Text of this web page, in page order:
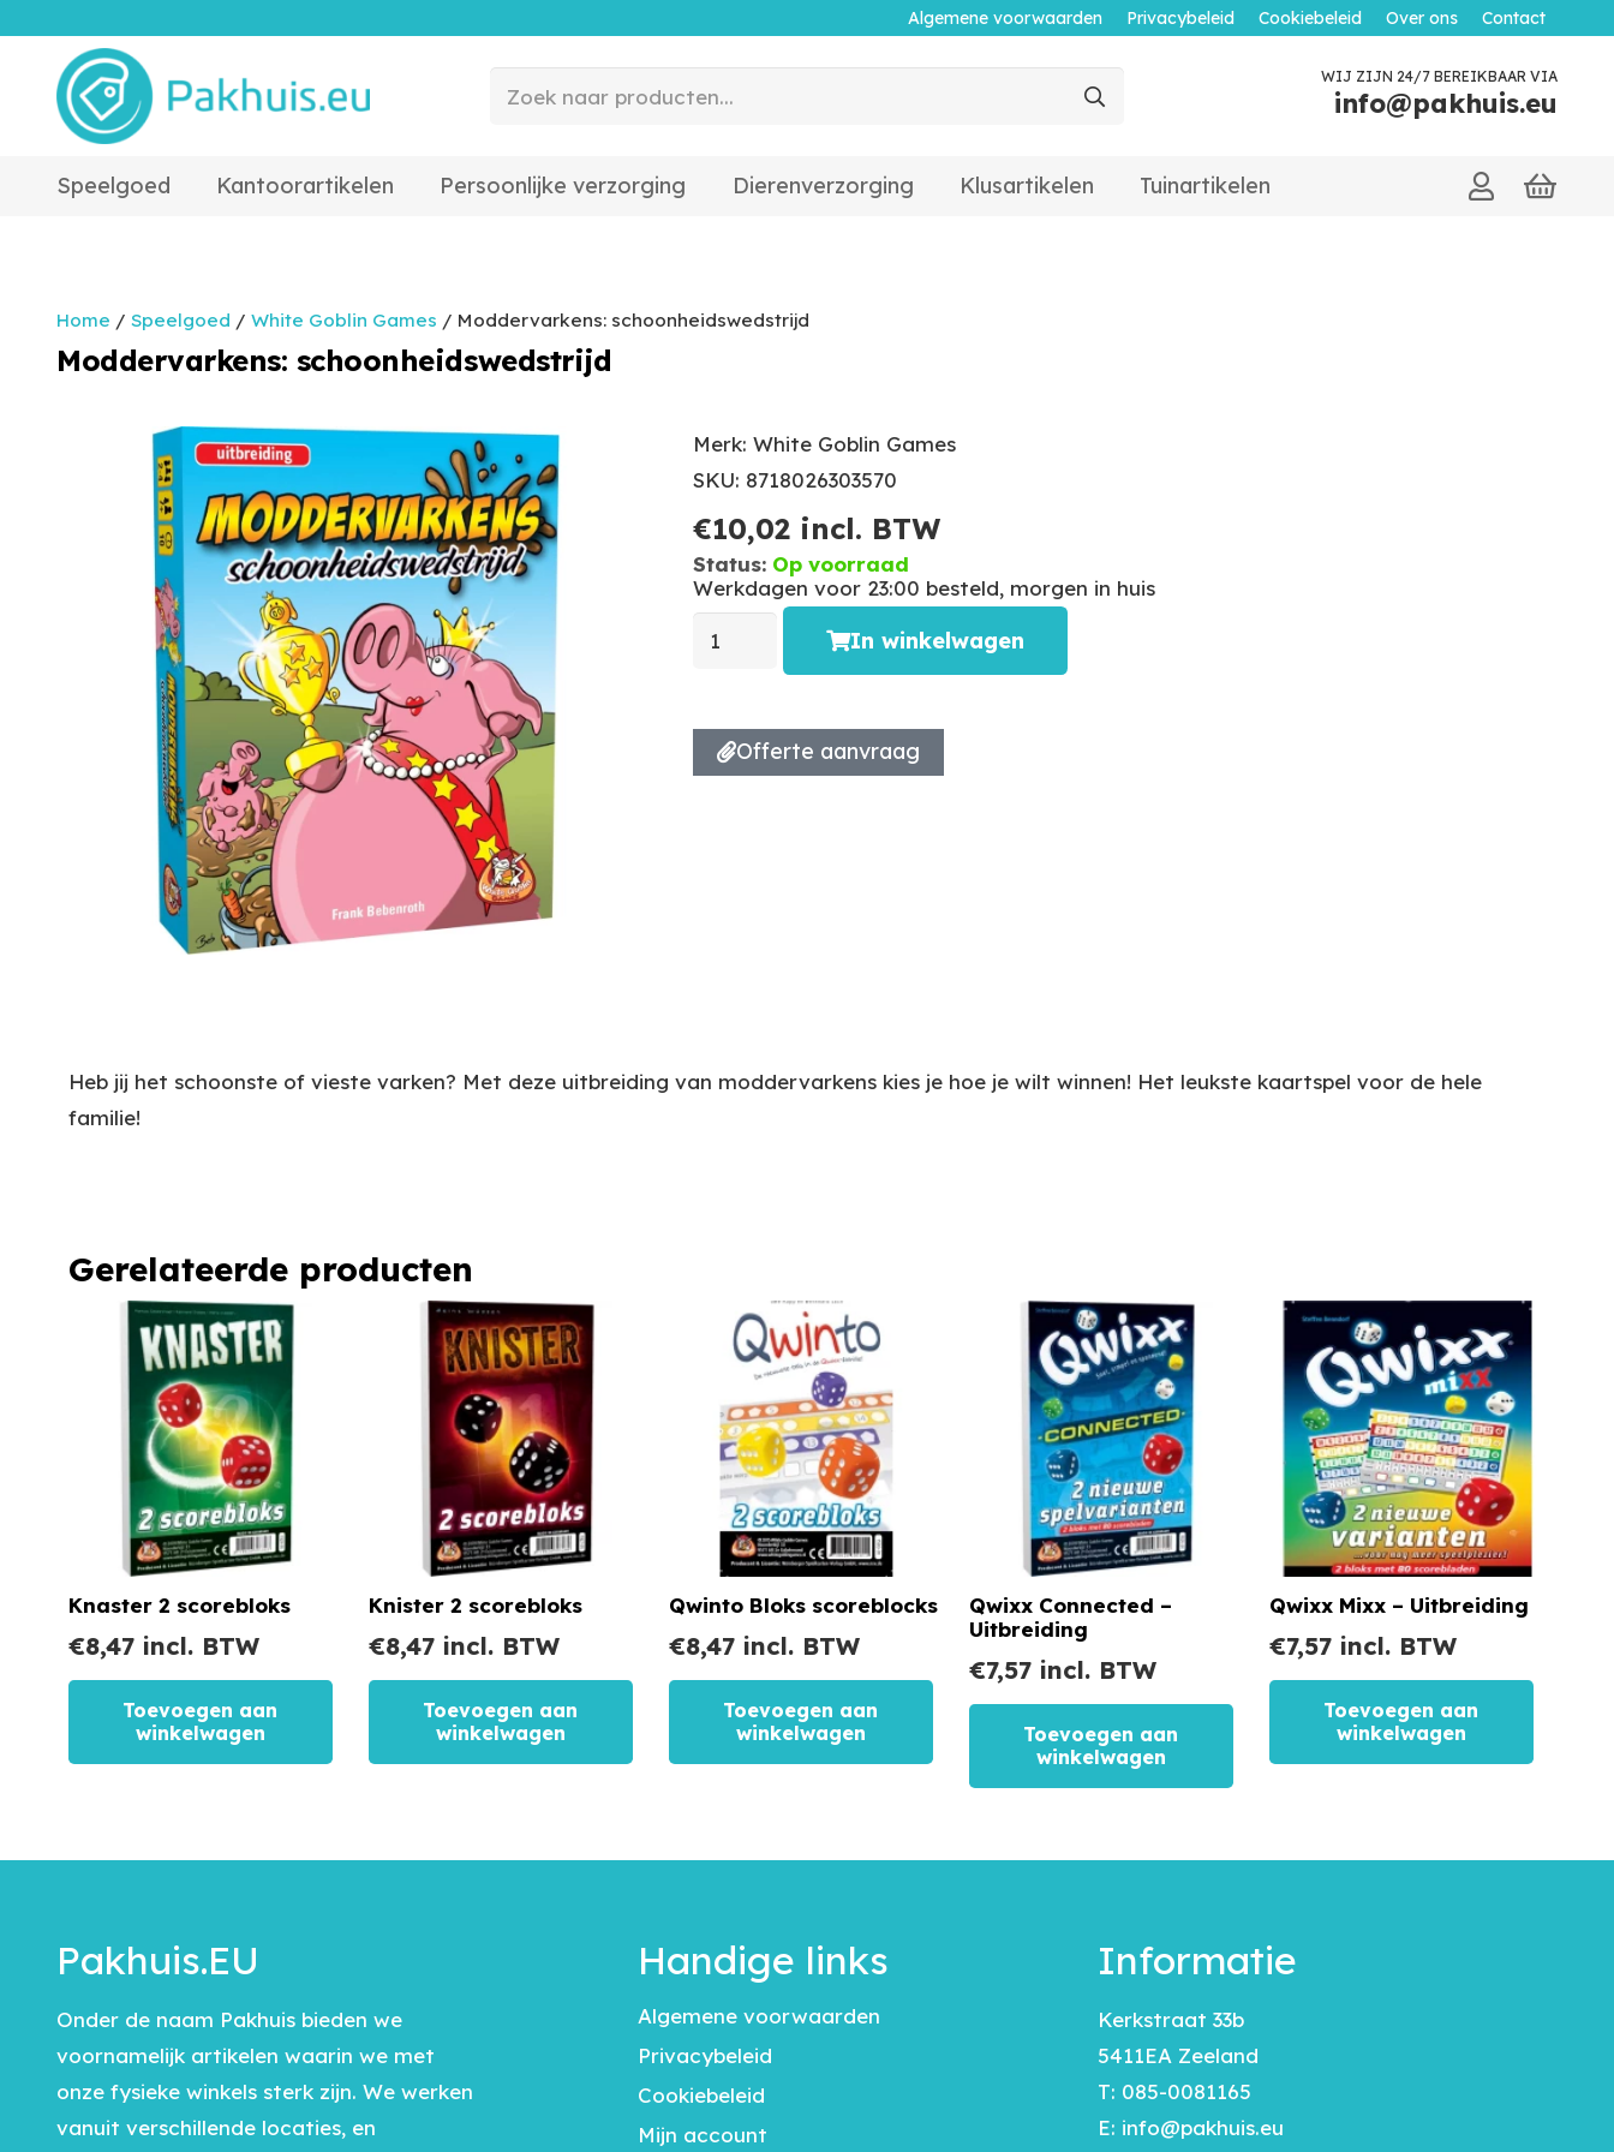
Algemene voorwaarden Privacybeleid Cookiebeleid Over ons Contact
WIJ ZIJN 24/7 BEREIKBAAR VIA
info@pakhuis.eu
Speelgoed Kantoorartikelen Persoonlijke verzorging Dierenverzorging Klusartikelen Tuinartikelen
Home / Speelgoed / White Goblin Games / Moddervarkens: schoonheidswedstrijd
Moddervarkens: schoonheidswedstrijd
Merk: White Goblin Games
SKU: 8718026303570
€10,02 incl. BTW
Status: Op voorraad
Werkdagen voor 23:00 besteld, morgen in huis
In winkelwagen
Offerte aanvraag
Heb jij het schoonste of vieste varken? Met deze uitbreiding van moddervarkens kies je hoe je wilt winnen! Het leukste kaartspel voor de hele
familie!
Gerelateerde producten
Knaster 2 scorebloks
€8,47 incl. BTW
Toevoegen aan
winkelwagen
Knister 2 scorebloks
€8,47 incl. BTW
Toevoegen aan
winkelwagen
Qwinto Bloks scoreblocks
€8,47 incl. BTW
Toevoegen aan
winkelwagen
Qwixx Connected –
Uitbreiding
€7,57 incl. BTW
Toevoegen aan
winkelwagen
Qwixx Mixx – Uitbreiding
€7,57 incl. BTW
Toevoegen aan
winkelwagen
Pakhuis.EU
Onder de naam Pakhuis bieden we
voornamelijk artikelen waarin we met
onze fysieke winkels sterk zijn. We werken
vanuit verschillende locaties, en
Handige links
Algemene voorwaarden
Privacybeleid
Cookiebeleid
Mijn account
Informatie
Kerkstraat 33b
5411EA Zeeland
T: 085-0081165
E: info@pakhuis.eu